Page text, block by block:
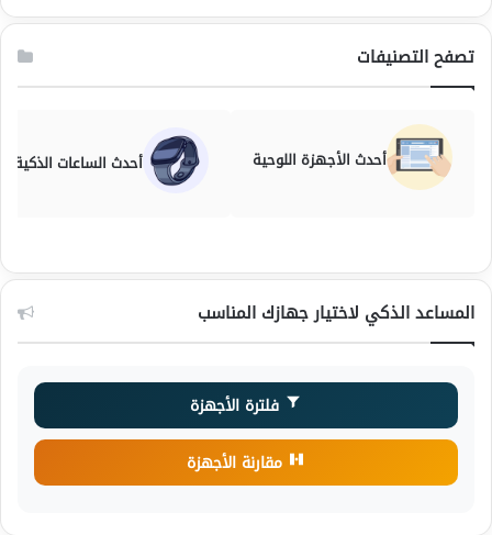
تصفح التصنيفات
أحدث الأجهزة اللوحية أحدث الساعات الذكية
المساعد الذكي لاختيار جهازك المناسب
فلترة الأجهزة
مقارنة الأجهزة